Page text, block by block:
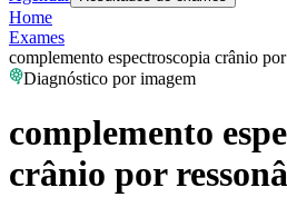
Home
Exames
complemento espectroscopia crânio
Diagnóstico por imagem
complemento
crânio por